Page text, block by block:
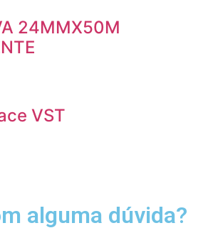
24MMX50M
VST
alguma dúvida?